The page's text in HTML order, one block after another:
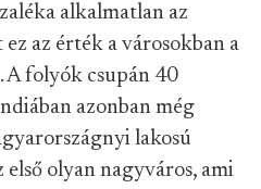
alkalmatlan az
az érték a városokban a
A folyók csupán 40
azonban még
lakosú
első olyan nagyváros, ami